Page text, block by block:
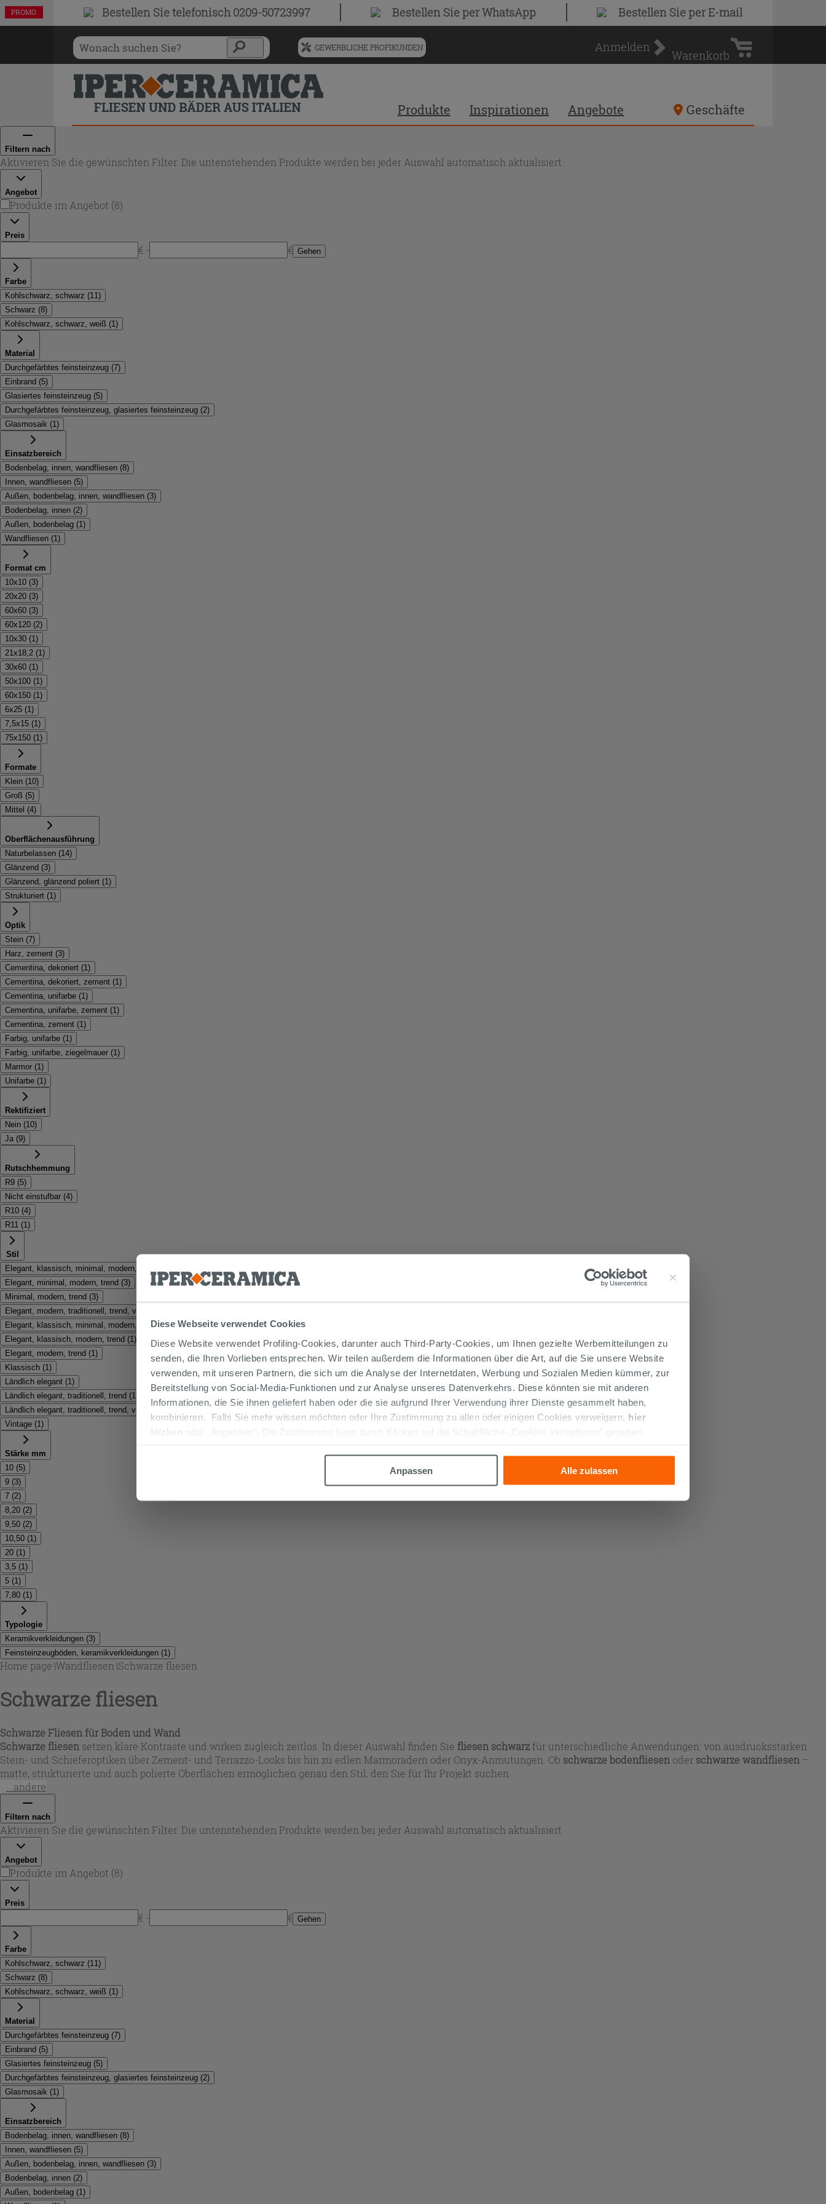
Diese Webseite verwendet Cookies
Diese Website verwendet Profiling-Cookies, darunter auch Third-Party-Cookies, um Ihnen gezielte Werbemitteilungen zu
senden, die Ihren Vorlieben entsprechen. Wir teilen außerdem die Informationen über die Art, auf die Sie unsere Website
verwenden, mit unseren Partnern, die sich um die Analyse der Internetdaten, Werbung und Sozialen Medien kümmer, zur
Bereitstellung von Social-Media-Funktionen und zur Analyse unseres Datenverkehrs. Diese könnten sie mit anderen
Informationen, die Sie ihnen geliefert haben oder die sie aufgrund Ihrer Verwendung ihrer Dienste gesammelt haben,
kombinieren. Falls Sie mehr wissen möchten oder Ihre Zustimmung zu allen oder einigen Cookies verweigern, hier
klicken
oder „Anpassen“. Die Zustimmung kann durch Klicken auf die Schaltfläche „Cookies akzeptieren“ gegeben
Anpassen
Alle zulassen
Bestellen Sietelefonisch 0209-50723997 Bestellen Sieper WhatsApp Bestellen Sieper E-mail
Menü
vorgeschlagenen
Siteinhalt
und
Suchprotokoll
GEWERBLICHE PROFIKUNDEN Anmelden
Warenkorb
Warenkorb
Produkte Inspirationen Angebote Geschäfte
Filtern nach
Aktivieren Sie die gewünschten Filter. Die untenstehenden Produkte werden bei jeder Auswahl automatisch aktualisiert.
Angebot
Produkte im Angebot (8)
Preis
€ - € Gehen
Farbe
Kohlschwarz, schwarz (11)
Schwarz (8)
Kohlschwarz, schwarz, weiß (1)
Material
Durchgefärbtes feinsteinzeug (7)
Einbrand (5)
Glasiertes feinsteinzeug (5)
Durchgefärbtes feinsteinzeug, glasiertes feinsteinzeug (2)
Glasmosaik (1)
Einsatzbereich
Bodenbelag, innen, wandfliesen (8)
Innen, wandfliesen (5)
Außen, bodenbelag, innen, wandfliesen (3)
Bodenbelag, innen (2)
Außen, bodenbelag (1)
Wandfliesen (1)
Format cm
10x10 (3)
20x20 (3)
60x60 (3)
60x120 (2)
10x30 (1)
21x18,2 (1)
30x60 (1)
50x100 (1)
60x150 (1)
6x25 (1)
7,5x15 (1)
75x150 (1)
Formate
Klein (10)
Groß (5)
Mittel (4)
Oberflächenausführung
Naturbelassen (14)
Glänzend (3)
Glänzend, glänzend poliert (1)
Strukturiert (1)
Optik
Stein (7)
Harz, zement (3)
Cementina, dekoriert (1)
Cementina, dekoriert, zement (1)
Cementina, unifarbe (1)
Cementina, unifarbe, zement (1)
Cementina, zement (1)
Farbig, unifarbe (1)
Farbig, unifarbe, ziegelmauer (1)
Marmor (1)
Unifarbe (1)
Rektifiziert
Nein (10)
Ja (9)
Rutschhemmung
R9 (5)
Nicht einstufbar (4)
R10 (4)
R11 (1)
Stil
Elegant, klassisch, minimal, modern, trend
Elegant, minimal, modern, trend (3)
Minimal, modern, trend (3)
Elegant, modern, traditionell, trend, vintage
Elegant, klassisch, minimal, modern, traditionell, trend(1)
Elegant, klassisch, modern, trend (1)
Elegant, modern, trend (1)
Klassisch (1)
Ländlich elegant (1)
Ländlich elegant, traditionell, trend (1)
Ländlich elegant, traditionell, trend, vintage
Vintage (1)
Stärke mm
10 (5)
9 (3)
7 (2)
8,20 (2)
9,50 (2)
10,50 (1)
20 (1)
3,5 (1)
5 (1)
7,80 (1)
Typologie
Keramikverkleidungen (3)
Feinsteinzeugböden, keramikverkleidungen (1)
Home page\Wandfliesen \Schwarze fliesen
Schwarze fliesen
Schwarze Fliesen für Boden und Wand
Schwarze fliesen setzen klare Kontraste und wirken zugleich zeitlos. In dieser Auswahl finden Sie fliesen schwarz für unterschiedliche Anwendungen: von ausdrucksstarken
Stein- und Schieferoptiken über Zement- und Terrazzo-Looks bis hin zu edlen Marmoradern oder Onyx-Anmutungen. Ob schwarze bodenfliesen oder schwarze wandfliesen –
matte, strukturierte und auch polierte Oberflächen ermöglichen genau den Stil, den Sie für Ihr Projekt suchen.
...andere
Filtern nach
Aktivieren Sie die gewünschten Filter. Die untenstehenden Produkte werden bei jeder Auswahl automatisch aktualisiert.
Angebot
Produkte im Angebot (8)
Preis
€ - € Gehen
Farbe
Kohlschwarz, schwarz (11 )
Schwarz (8)
Kohlschwarz, schwarz, weiß (1 )
Material
Durchgefärbtes feinsteinzeug (7)
Einbrand (5)
Glasiertes feinsteinzeug (5)
Durchgefärbtes feinsteinzeug, glasiertes feinsteinzeug (2)
Glasmosaik (1 )
Einsatzbereich
Bodenbelag, innen, wandfliesen (8)
Innen, wandfliesen (5)
Außen, bodenbelag, innen, wandfliesen (3)
Bodenbelag, innen (2)
Außen, bodenbelag (1 )
PROMO
PROMO
PROMO
PROMO
PROMO
PROMO
PROMO
PROMO